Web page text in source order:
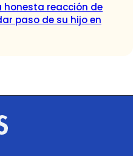
honesta reacción de
paso de su hijo en